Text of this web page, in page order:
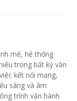
mẽ, hệ thống
trong bất kỳ văn
kết nối mạng,
sáng và âm
trình vận hành